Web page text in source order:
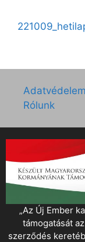
Adatvédelem
Rólunk
„Az Új Ember
támogatását
szerződés